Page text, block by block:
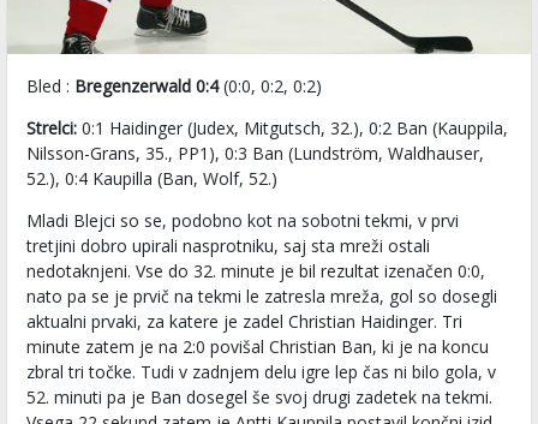
Bled : Bregenzerwald 0:4(0:0, 0:2, 0:2)
Strelci: 0:1 Haidinger (Judex, Mitgutsch, 32.), 0:2 Ban (Kauppila,
Nilsson-Grans, 35., PP1), 0:3 Ban (Lundström, Waldhauser,
52.), 0:4 Kaupilla (Ban, Wolf, 52.)
Mladi Blejci so se, podobno kot na sobotni tekmi, v prvi
tretjini dobro upirali nasprotniku, saj sta mreži ostali
nedotaknjeni. Vse do 32. minute je bil rezultat izenačen 0:0,
nato pa se je prvič na tekmi le zatresla mreža, gol so dosegli
aktualni prvaki, za katere je zadel Christian Haidinger. Tri
minute zatem je na 2:0 povišal Christian Ban, ki je na koncu
zbral tri točke. Tudi v zadnjem delu igre lep čas ni bilo gola, v
52. minuti pa je Ban dosegel še svoj drugi zadetek na tekmi.